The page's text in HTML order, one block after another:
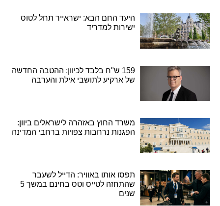
היעד החם הבא: ישראייר תחל לטוס
ישירות למדריד
159 ש"ח בלבד לכיוון: ההטבה החדשה
של ארקיע לתושבי אילת והערבה
משרד החוץ באזהרה לישראלים ביוון:
הפגנות נרחבות צפויות ברחבי המדינה
תפסו אותו באוויר: הדייל לשעבר
שהתחזה לטייס וטס בחינם במשך 5
שנים